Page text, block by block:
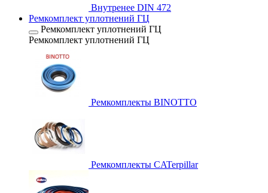
Внутренее DIN 472
Ремкомплект уплотнений ГЦ
Ремкомплект уплотнений ГЦ
Ремкомплект уплотнений ГЦ
Ремкомплекты BINOTTO
Ремкомплекты CATerpillar